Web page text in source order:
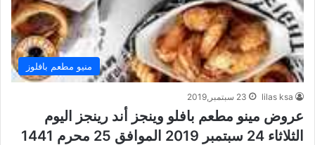
منيو مطعم بافلوز
lilas ksa 23 سبتمبر,2019
عروض مينو مطعم بافلو وينجز أند رينجز اليوم
الثلاثاء 24 سبتمبر 2019 الموافق 25 محرم 1441